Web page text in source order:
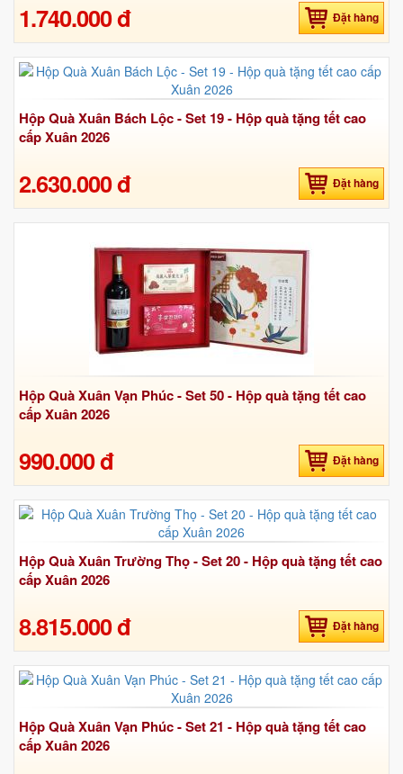
1.740.000 đ Đặt hàng
Hộp Quà Xuân Bách Lộc - Set 19 - Hộp quà tặng tết cao
cấp Xuân 2026
2.630.000 đ Đặt hàng
Hộp Quà Xuân Vạn Phúc - Set 50 - Hộp quà tặng tết cao
cấp Xuân 2026
990.000 đ Đặt hàng
Hộp Quà Xuân Trường Thọ - Set 20 - Hộp quà tặng tết cao
cấp Xuân 2026
8.815.000 đ Đặt hàng
Hộp Quà Xuân Vạn Phúc - Set 21 - Hộp quà tặng tết cao
cấp Xuân 2026